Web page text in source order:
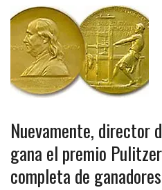
Nuevamente, director
gana el premio
completa de ganadores